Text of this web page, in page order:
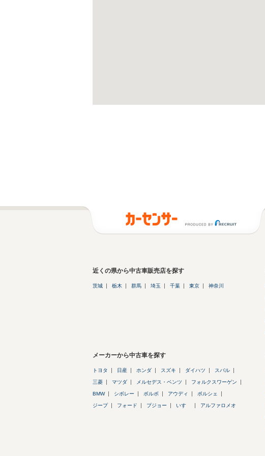
近くの県から中古車販売店を探す
茨城 栃木 群馬 埼玉 千葉 東京 神奈川
メーカーから中古車を探す
トヨタ 日産 ホンダ スズキ ダイハツ スバル
三菱 マツダ メルセデス・ベンツ フォルクスワーゲン
BMW シボレー ボルボ アウディ ポルシェ
ジープ フォード プジョー いすゞ アルファロメオ